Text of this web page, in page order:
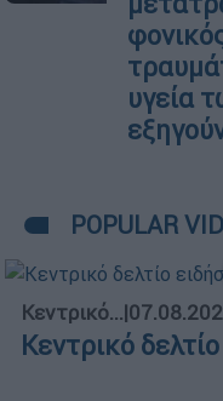
υγεία
POPULAR
Κεντρικό...|
Κεντρικό